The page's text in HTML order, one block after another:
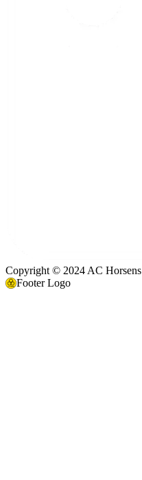
Copyright © 2024 AC Horsens
Footer Logo